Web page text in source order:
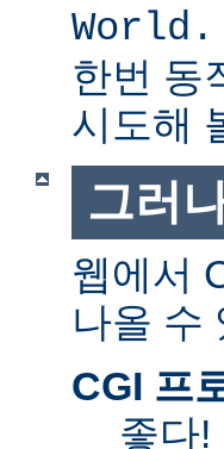
World.
한번 동
시도해
그러
웹에서
나올 수
CGI 프
좋다!